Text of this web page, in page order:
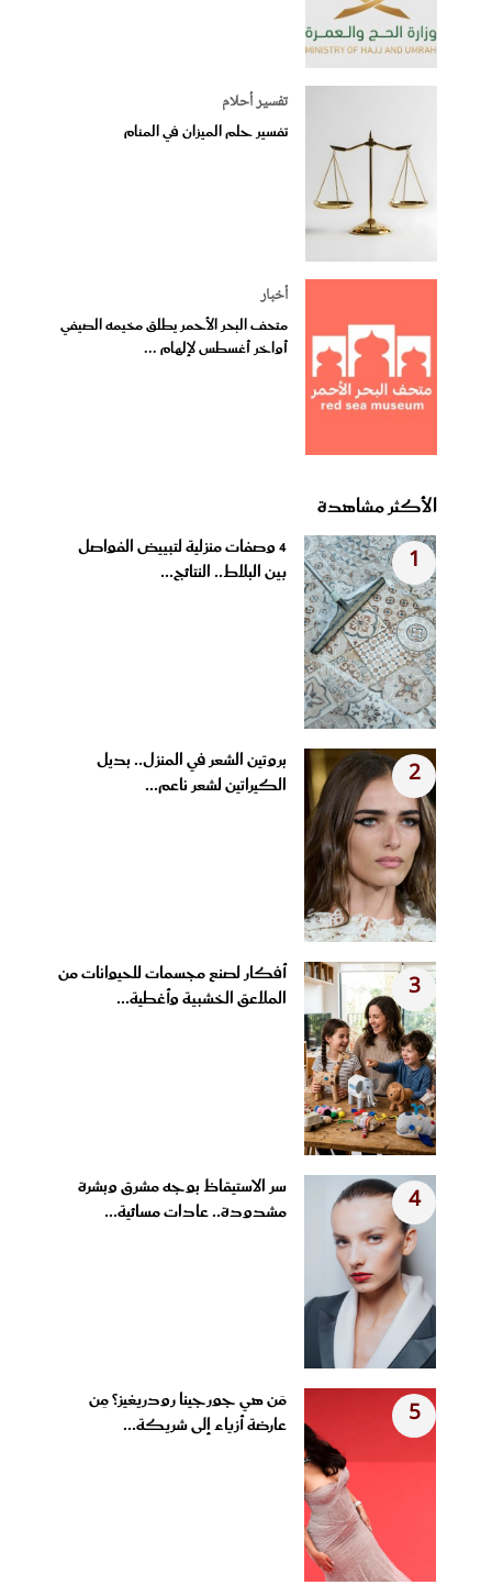
تفسير أحلام
تفسير حلم الميزان في المنام
أخبار
متحف البحر الأحمر يطلق مخيمه الصيفي
أواخر أغسطس لإلهام ...
الأكثر مشاهدة
1
4 وصفات منزلية لتبييض الفواصل
بين البلاط.. النتائج...
2
بروتين الشعر في المنزل.. بديل
الكيراتين لشعر ناعم...
3
أفكار لصنع مجسمات للحيوانات من
الملاعق الخشبية وأغطية...
4
سر الاستيقاظ بوجه مشرق وبشرة
مشدودة.. عادات مسائية...
5
مَن هي جورجينا رودريغيز؟ مِن
عارضة أزياء إلى شريكة...